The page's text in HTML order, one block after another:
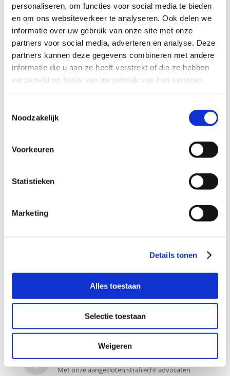
personaliseren, om functies voor social media te bieden
en om ons websiteverkeer te analyseren. Ook delen we
informatie over uw gebruik van onze site met onze
partners voor social media, adverteren en analyse. Deze
partners kunnen deze gegevens combineren met andere
informatie die u aan ze heeft verstrekt of die ze hebben
verzameld op basis van uw gebruik van hun services.
Noodzakelijk
Voorkeuren
Statistieken
Marketing
Details tonen
Alles toestaan
Selectie toestaan
Weigeren
 Bel kosteloos en vrijblijvend
088 - 629 00 50


 7 dagen per week bereikbaar
Onze juridische intakebalie is 7 dagen per week
 Ook pro deo mogelijk
De advocaten aangesloten bij ons
advocatennetwerk zijn gespecialiseerd in het
strafrecht.
 Landelijk advocaten netwerk
Met onze aangesloten strafrecht advocaten